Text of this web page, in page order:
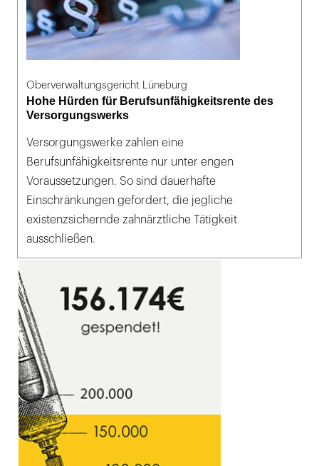
Oberverwaltungsgericht Lüneburg
Hohe Hürden für Berufsunfähigkeitsrente des
Versorgungswerks
Versorgungswerke zahlen eine
Berufsunfähigkeitsrente nur unter engen
Voraussetzungen. So sind dauerhafte
Einschränkungen gefordert, die jegliche
existenzsichernde zahnärztliche Tätigkeit
ausschließen.